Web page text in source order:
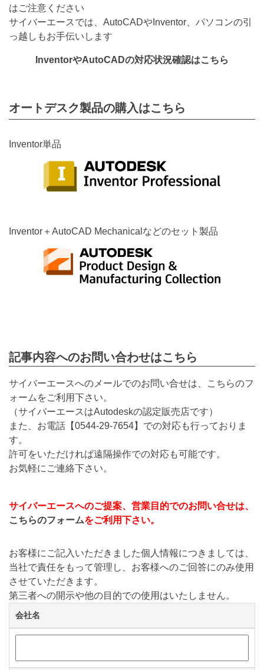
はご注意ください
サイバーエースでは、AutoCADやInventor、パソコンの引
っ越しもお手伝いします
InventorやAutoCADの対応状況確認はこちら
オートデスク製品の購入はこちら
Inventor単品
Inventor＋AutoCAD Mechanicalなどのセット製品
記事内容へのお問い合わせはこちら
サイバーエースへのメールでのお問い合せは、こちらのフ
ォームをご利用下さい。
（サイバーエースはAutodeskの認定販売店です）
また、お電話【0544-29-7654】での対応も行っておりま
す。
許可をいただければ遠隔操作での対応も可能です。
お気軽にご連絡下さい。
サイバーエースへのご提案、営業目的でのお問い合せは、
こちらのフォームをご利用下さい。
お客様にご記入いただきました個人情報につきましては、
当社で責任をもって管理し、お客様へのご回答にのみ使用
させていただきます。
第三者への開示や他の目的での使用はいたしません。
会社名